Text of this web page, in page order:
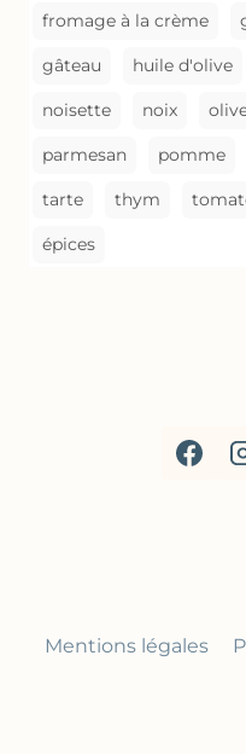
fromage à la crème
gâteau huile d'olive
noisette noix
parmesan pomme
tarte thym
épices
Mentions légales